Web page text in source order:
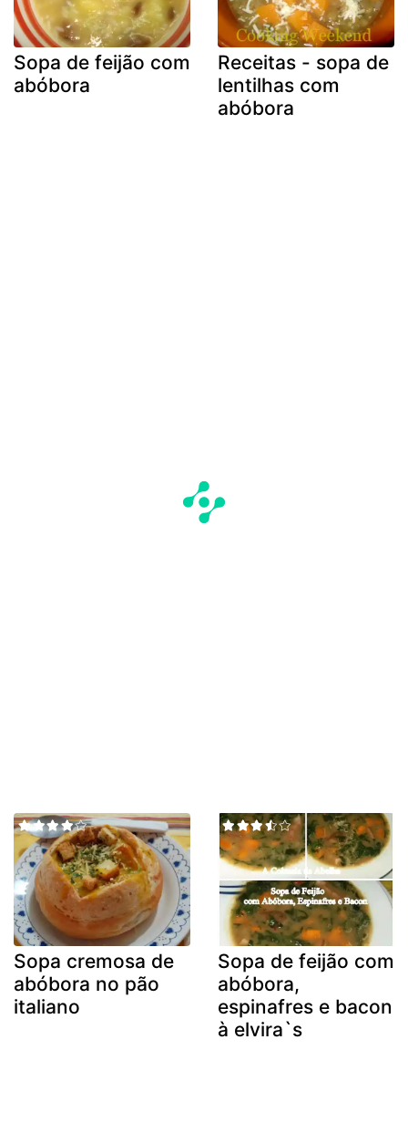
Sopa de feijão com
abóbora
Receitas - sopa de
lentilhas com
abóbora
Sopa cremosa de
abóbora no pão
italiano
Sopa de feijão com
abóbora,
espinafres e bacon
à elvira`s